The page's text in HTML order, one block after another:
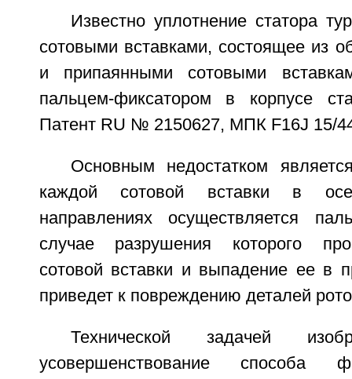
Известно уплотнение статора
сотовыми вставками, состоящее из
и припаянными сотовыми
пальцем-фиксатором в корпусе
Патент RU № 2150627, МПК F16J 15/
Основным недостатком
каждой сотовой вставки в
направлениях осуществляется
случае разрушения которого
сотовой вставки и выпадение ее в
приведет к повреждению деталей
Технической задачей
усовершенствование способа